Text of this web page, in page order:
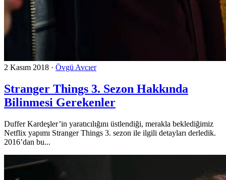
2 Kasım 2018 · Övgü Avcıer
Stranger Things 3. Sezon Hakkında
Bilinmesi Gerekenler
Duffer Kardeşler’in yaratıcılığını üstlendiği, merakla beklediğimiz
Netflix yapımı Stranger Things 3. sezon ile ilgili detayları derledik.
2016’dan bu...